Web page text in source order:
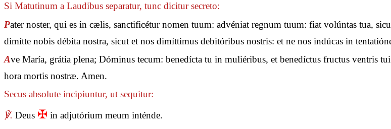
Si Matutinum a Laudibus separatur, tunc dicitur secreto:
Pater noster, qui es in cælis, sanctificétur nomen tuum: advéniat regnum tuum: fiat volúntas tua,
dimítte nobis débita nostra, sicut et nos dimíttimus debitóribus nostris: et ne nos indúcas in
Ave María, grátia plena; Dóminus tecum: benedícta tu in muliéribus, et benedíctus fructus ventris
hora mortis nostræ. Amen.
Secus absolute incipiuntur, ut sequitur:
℣. Deus ✠ in adjutórium meum inténde.